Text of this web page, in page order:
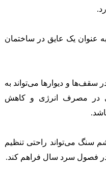
عنوان یک عایق در ساختمان
سقف‌ها و دیوارها می‌تواند به
در مصرف انرژی و کاهش
سنگ می‌تواند راحتی تنظیم
فصول سرد سال فراهم کند.